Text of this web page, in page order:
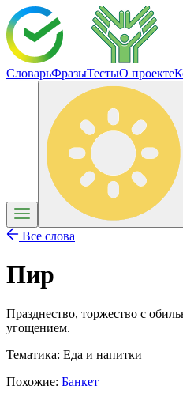
СловарьФразыТестыО проекте
Все слова
Пир
Празднество, торжество с
угощением.
Тематика: Еда и напитки
Похожие: Банкет